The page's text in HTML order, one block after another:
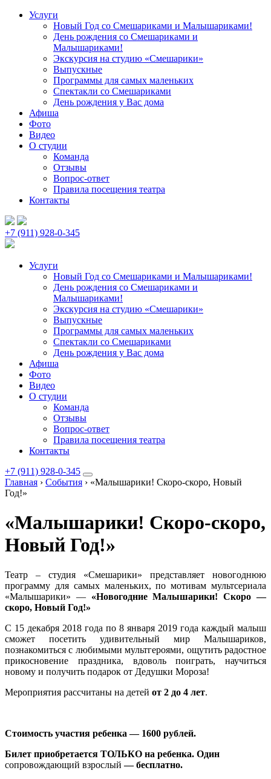
Услуги
Новый Год со Смешариками и Малышариками!
День рождения со Смешариками и
Малышариками!
Экскурсия на студию «Смешарики»
Выпускные
Программы для самых маленьких
Спектакли со Смешариками
День рождения у Вас дома
Афиша
Фото
Видео
О студии
Команда
Отзывы
Вопрос-ответ
Правила посещения театра
Контакты
+7 (911) 928-0-345
Услуги
Новый Год со Смешариками и Малышариками!
День рождения со Смешариками и
Малышариками!
Экскурсия на студию «Смешарики»
Выпускные
Программы для самых маленьких
Спектакли со Смешариками
День рождения у Вас дома
Афиша
Фото
Видео
О студии
Команда
Отзывы
Вопрос-ответ
Правила посещения театра
Контакты
+7 (911) 928-0-345
Главная › События › «Малышарики! Скоро-скоро, Новый
Год!»
«Малышарики! Скоро-скоро,
Новый Год!»
Театр – студия «Смешарики» представляет новогоднюю
программу для самых маленьких, по мотивам мультсериала
«Малышарики» — «Новогодние Малышарики! Скоро —
скоро, Новый Год!»
С 15 декабря 2018 года по 8 января 2019 года каждый малыш
сможет посетить удивительный мир Малышариков,
познакомиться с любимыми мультгероями, ощутить радостное
прикосновение праздника, вдоволь поиграть, научиться
новому и получить подарок от Дедушки Мороза!
Мероприятия рассчитаны на детей от 2 до 4 лет.
Стоимость участия ребенка — 1600 рублей.
Билет приобретается ТОЛЬКО на ребенка. Один
сопровождающий взрослый— бесплатно.